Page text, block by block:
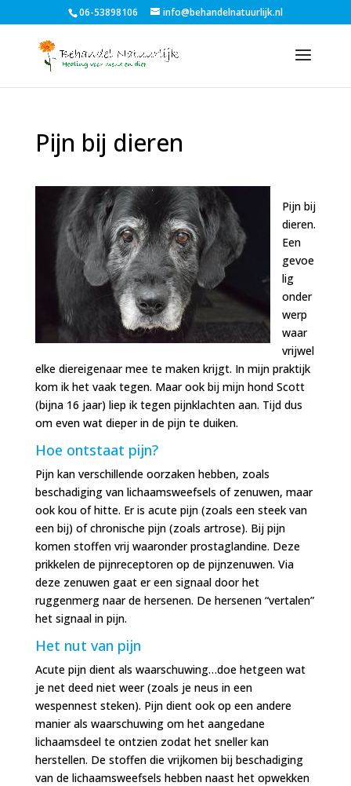
06-53898106 info@behandelnatuurlijk.nl
Pijn bij dieren
Pijn bij
dieren.
Een
gevoe
lig
onder
werp
waar
vrijwel
elke diereigenaar mee te maken krijgt. In mijn praktijk
kom ik het vaak tegen. Maar ook bij mijn hond Scott
(bijna 16 jaar) liep ik tegen pijnklachten aan. Tijd dus
om even wat dieper in de pijn te duiken.
Hoe ontstaat pijn?
Pijn kan verschillende oorzaken hebben, zoals
beschadiging van lichaamsweefsels of zenuwen, maar
ook kou of hitte. Er is acute pijn (zoals een steek van
een bij) of chronische pijn (zoals artrose). Bij pijn
komen stoffen vrij waaronder prostaglandine. Deze
prikkelen de pijnreceptoren op de pijnzenuwen. Via
deze zenuwen gaat er een signaal door het
ruggenmerg naar de hersenen. De hersenen “vertalen”
het signaal in pijn.
Het nut van pijn
Acute pijn dient als waarschuwing…doe hetgeen wat
je net deed niet weer (zoals je neus in een
wespennest steken). Pijn dient ook op een andere
manier als waarschuwing om het aangedane
lichaamsdeel te ontzien zodat het sneller kan
herstellen. De stoffen die vrijkomen bij beschadiging
van de lichaamsweefsels hebben naast het opwekken